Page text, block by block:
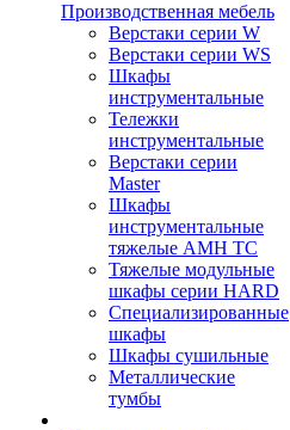
Производственная мебель
Верстаки серии W
Верстаки серии WS
Шкафы
инструментальные
Тележки
инструментальные
Верстаки серии
Master
Шкафы
инструментальные
тяжелые AMH TC
Тяжелые модульные
шкафы серии HARD
Cпециализированные
шкафы
Шкафы сушильные
Металлические
тумбы